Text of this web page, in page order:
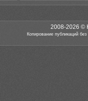
2008-2026 ©
Копирование публикаций